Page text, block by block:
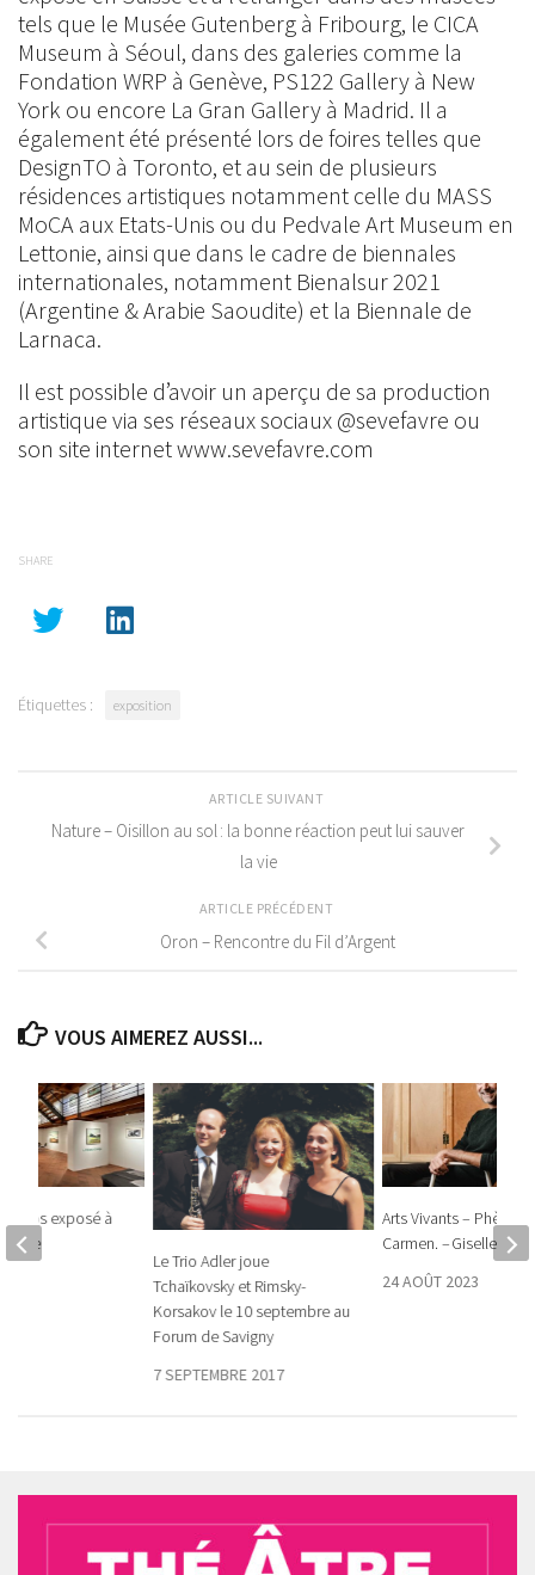
tels que le Musée Gutenberg à Fribourg, le CICA
Museum à Séoul, dans des galeries comme la
Fondation WRP à Genève, PS122 Gallery à New
York ou encore La Gran Gallery à Madrid. Il a
également été présenté lors de foires telles que
DesignTO à Toronto, et au sein de plusieurs
résidences artistiques notamment celle du MASS
MoCA aux Etats-Unis ou du Pedvale Art Museum en
Lettonie, ainsi que dans le cadre de biennales
internationales, notamment Bienalsur 2021
(Argentine & Arabie Saoudite) et la Biennale de
Larnaca.
Il est possible d’avoir un aperçu de sa production
artistique via ses réseaux sociaux @sevefavre ou
son site internet www.sevefavre.com
SHARE
Étiquettes : exposition
ARTICLE SUIVANT
Nature – Oisillon au sol : la bonne réaction peut lui sauver
la vie
ARTICLE PRÉCÉDENT
Oron – Rencontre du Fil d’Argent
VOUS AIMEREZ AUSSI...
Le Trio Adler joue
Tchaïkovsky et Rimsky-
Korsakov le 10 septembre au
Forum de Savigny
7 SEPTEMBRE 2017
Arts Vivants – Phèdre !
Carmen. – Giselle…
24 AOÛT 2023
exposé à